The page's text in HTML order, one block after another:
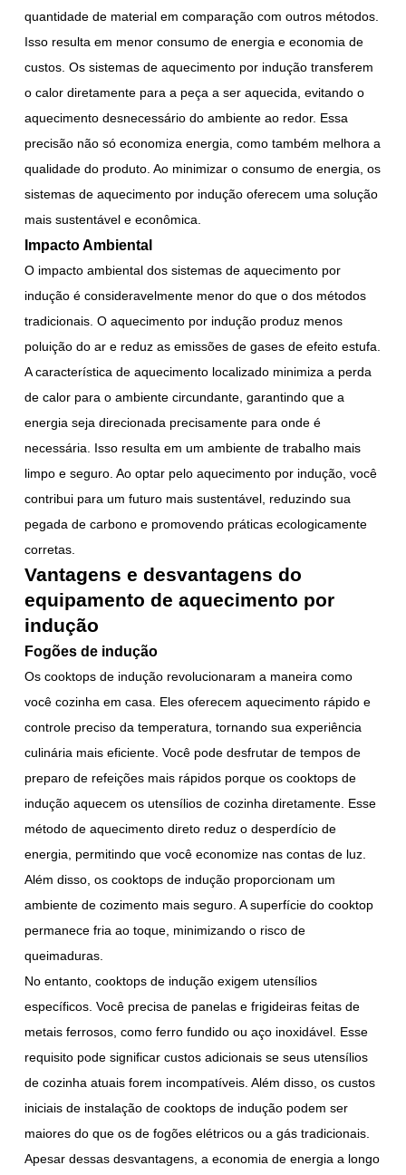
quantidade de material em comparação com outros métodos.
Isso resulta em menor consumo de energia e economia de
custos. Os sistemas de aquecimento por indução transferem
o calor diretamente para a peça a ser aquecida, evitando o
aquecimento desnecessário do ambiente ao redor. Essa
precisão não só economiza energia, como também melhora a
qualidade do produto. Ao minimizar o consumo de energia, os
sistemas de aquecimento por indução oferecem uma solução
mais sustentável e econômica.
Impacto Ambiental
O impacto ambiental dos sistemas de aquecimento por
indução é consideravelmente menor do que o dos métodos
tradicionais. O aquecimento por indução produz menos
poluição do ar e reduz as emissões de gases de efeito estufa.
A característica de aquecimento localizado minimiza a perda
de calor para o ambiente circundante, garantindo que a
energia seja direcionada precisamente para onde é
necessária. Isso resulta em um ambiente de trabalho mais
limpo e seguro. Ao optar pelo aquecimento por indução, você
contribui para um futuro mais sustentável, reduzindo sua
pegada de carbono e promovendo práticas ecologicamente
corretas.
Vantagens e desvantagens do
equipamento de aquecimento por
indução
Fogões de indução
Os cooktops de indução revolucionaram a maneira como
você cozinha em casa. Eles oferecem aquecimento rápido e
controle preciso da temperatura, tornando sua experiência
culinária mais eficiente. Você pode desfrutar de tempos de
preparo de refeições mais rápidos porque os cooktops de
indução aquecem os utensílios de cozinha diretamente. Esse
método de aquecimento direto reduz o desperdício de
energia, permitindo que você economize nas contas de luz.
Além disso, os cooktops de indução proporcionam um
ambiente de cozimento mais seguro. A superfície do cooktop
permanece fria ao toque, minimizando o risco de
queimaduras.
No entanto, cooktops de indução exigem utensílios
específicos. Você precisa de panelas e frigideiras feitas de
metais ferrosos, como ferro fundido ou aço inoxidável. Esse
requisito pode significar custos adicionais se seus utensílios
de cozinha atuais forem incompatíveis. Além disso, os custos
iniciais de instalação de cooktops de indução podem ser
maiores do que os de fogões elétricos ou a gás tradicionais.
Apesar dessas desvantagens, a economia de energia a longo